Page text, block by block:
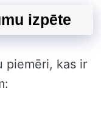
izpēte
piemēri, kas ir